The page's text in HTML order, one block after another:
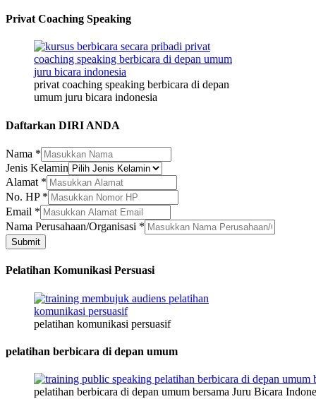
Privat Coaching Speaking
privat coaching speaking berbicara di depan
umum juru bicara indonesia
Daftarkan DIRI ANDA
Nama *
Nama
Email
Alamat
Jenis Kelamin
Alamat *
No. HP *
Email *
Nama Perusahaan/Organisasi *
Submit
Pelatihan Komunikasi Persuasi
pelatihan komunikasi persuasif
pelatihan berbicara di depan umum
pelatihan berbicara di depan umum bersama Juru Bicara